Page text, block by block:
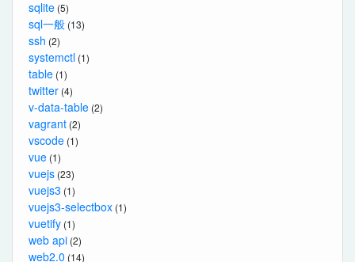
sqlite (5)
sql一般 (13)
ssh (2)
systemctl (1)
table (1)
twitter (4)
v-data-table (2)
vagrant (2)
vscode (1)
vue (1)
vuejs (23)
vuejs3 (1)
vuejs3-selectbox (1)
vuetify (1)
web api (2)
web2.0 (14)